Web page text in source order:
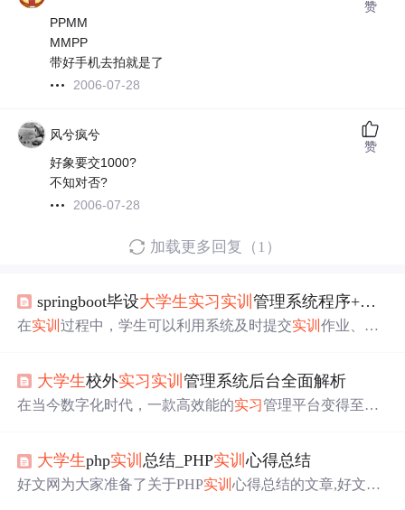
PPMM
MMPP
带好手机去拍就是了
2006-07-28
赞
风兮疯兮
好象要交1000?
不知对否?
2006-07-28
赞
加载更多回复（1）
springboot毕设大学生实习实训管理系统程序+论文+部署
在实训过程中，学生可以利用系统及时提交实训作业、
实
化教学资料的管理，方便教师根据不同的课程类型和
目标上传和分类教学资料，同时能高效地管理学生的签到
系统对实训作业、实训报告、实训日志等进行标准化管
理，规范学生的实习 实训行为。在这样的背景下，构建大
学生实习实训 管理系统成为提高 实习实训 管理质量和效率
大学生校外实习实训管理系统后台全面解析
在当今数字化时代，一款高效能的实习管理平台变得至关
管理系统的设计目的和系统的基本概况。我们将探索这一
平台如何简化实习职位的发布、学生报名、审核、信息管
大学生php实训总结_PHP实训心得总结
好文网为大家准备了关于PHP实训心得总结的文章,好文网